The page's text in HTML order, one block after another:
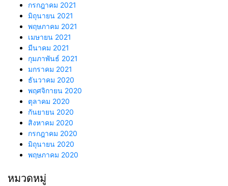
กรกฎาคม 2021
มิถุนายน 2021
พฤษภาคม 2021
เมษายน 2021
มีนาคม 2021
กุมภาพันธ์ 2021
มกราคม 2021
ธันวาคม 2020
พฤศจิกายน 2020
ตุลาคม 2020
กันยายน 2020
สิงหาคม 2020
กรกฎาคม 2020
มิถุนายน 2020
พฤษภาคม 2020
หมวดหมู่